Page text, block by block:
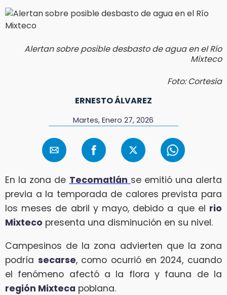
Alertan sobre posible desbasto de agua en el Río
Mixteco
Foto: Cortesía
ERNESTO ÁLVAREZ
Martes, Enero 27, 2026
En la zona de Tecomatlán se emitió una alerta
previa a la temporada de calores prevista para
los meses de abril y mayo, debido a que el rio
Mixteco presenta una disminución en su nivel.
Campesinos de la zona advierten que la zona
podría secarse, como ocurrió en 2024, cuando
el fenómeno afectó a la flora y fauna de la
región Mixteca poblana.